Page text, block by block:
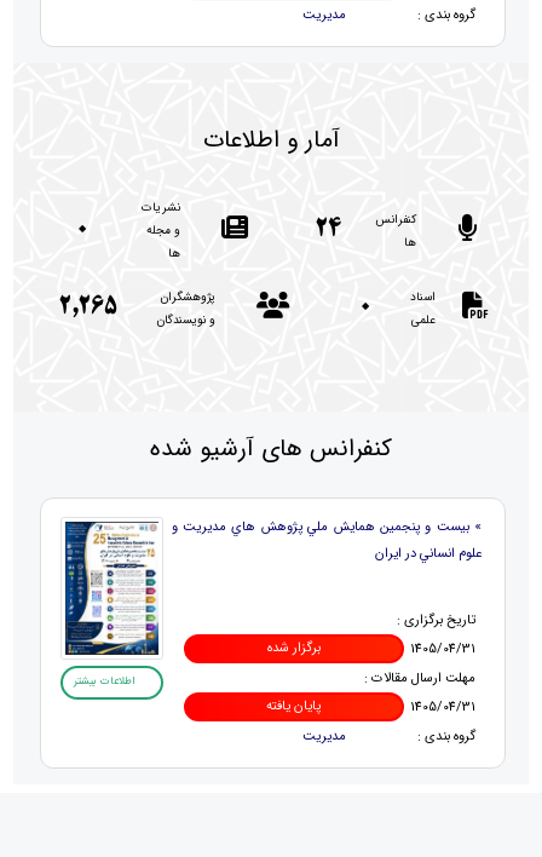
گروه بندی :
مدیریت
آمار و اطلاعات
کنفرانس
ها
24
نشریات
و مجله
ها
0
اسناد
علمی
0
پژوهشگران
و نویسندگان
2,265
کنفرانس های آرشیو شده
» بیست و پنجمین همايش ملي پژوهش هاي مديريت و
علوم انساني در ايران
تاریخ برگزاری :
1405/04/31
برگزار شده
مهلت ارسال مقالات :
1405/04/31
پایان یافته
گروه بندی :
مدیریت
اطلاعات بیشتر